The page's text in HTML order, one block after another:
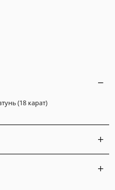
(18 карат)